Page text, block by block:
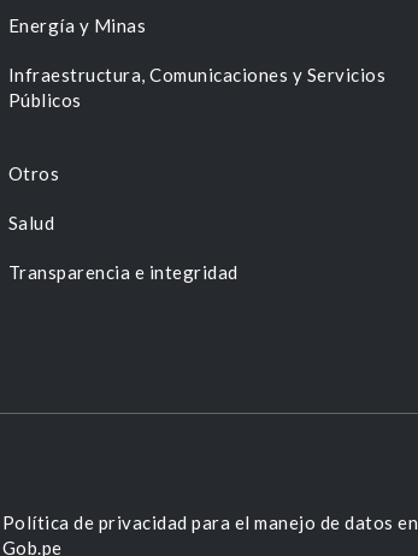
Energía y Minas
Infraestructura, Comunicaciones y Servicios
Públicos
Otros
Salud
Transparencia e integridad
Política de privacidad para el manejo de datos en
Gob.pe